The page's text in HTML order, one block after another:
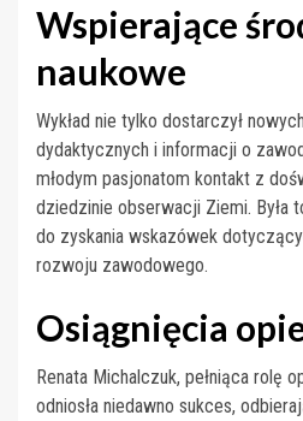
Wspierające
naukowe
Wykład nie tylko dostarczył
dydaktycznych i informacji o
młodym pasjonatom kontakt z
dziedzinie obserwacji Ziemi. Była
do zyskania wskazówek
rozwoju zawodowego.
Osiągnięcia
Renata Michalczuk, pełniąca rolę
odniosła niedawno sukces,